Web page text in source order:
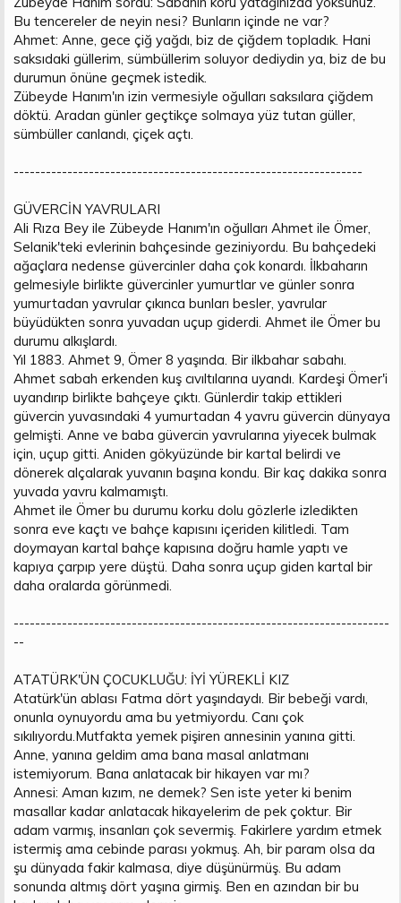
Bu tencereler de neyin nesi? Bunların içinde ne var?
Ahmet: Anne, gece çiğ yağdı, biz de çiğdem topladık. Hani
saksıdaki güllerim, sümbüllerim soluyor dediydin ya, biz de bu
durumun önüne geçmek istedik.
Zübeyde Hanım'ın izin vermesiyle oğulları saksılara çiğdem
döktü. Aradan günler geçtikçe solmaya yüz tutan güller,
sümbüller canlandı, çiçek açtı.
-----------------------------------------------------------------
GÜVERCİN YAVRULARI
Ali Rıza Bey ile Zübeyde Hanım'ın oğulları Ahmet ile Ömer,
Selanik'teki evlerinin bahçesinde geziniyordu. Bu bahçedeki
ağaçlara nedense güvercinler daha çok konardı. İlkbaharın
gelmesiyle birlikte güvercinler yumurtlar ve günler sonra
yumurtadan yavrular çıkınca bunları besler, yavrular
büyüdükten sonra yuvadan uçup giderdi. Ahmet ile Ömer bu
durumu alkışlardı.
Yıl 1883. Ahmet 9, Ömer 8 yaşında. Bir ilkbahar sabahı.
Ahmet sabah erkenden kuş cıvıltılarına uyandı. Kardeşi Ömer'i
uyandırıp birlikte bahçeye çıktı. Günlerdir takip ettikleri
güvercin yuvasındaki 4 yumurtadan 4 yavru güvercin dünyaya
gelmişti. Anne ve baba güvercin yavrularına yiyecek bulmak
için, uçup gitti. Aniden gökyüzünde bir kartal belirdi ve
dönerek alçalarak yuvanın başına kondu. Bir kaç dakika sonra
yuvada yavru kalmamıştı.
Ahmet ile Ömer bu durumu korku dolu gözlerle izledikten
sonra eve kaçtı ve bahçe kapısını içeriden kilitledi. Tam
doymayan kartal bahçe kapısına doğru hamle yaptı ve
kapıya çarpıp yere düştü. Daha sonra uçup giden kartal bir
daha oralarda görünmedi.
----------------------------------------------------------------------
--
ATATÜRK'ÜN ÇOCUKLUĞU: İYİ YÜREKLİ KIZ
Atatürk'ün ablası Fatma dört yaşındaydı. Bir bebeği vardı,
onunla oynuyordu ama bu yetmiyordu. Canı çok
sıkılıyordu.Mutfakta yemek pişiren annesinin yanına gitti.
Anne, yanına geldim ama bana masal anlatmanı
istemiyorum. Bana anlatacak bir hikayen var mı?
Annesi: Aman kızım, ne demek? Sen iste yeter ki benim
masallar kadar anlatacak hikayelerim de pek çoktur. Bir
adam varmış, insanları çok severmiş. Fakirlere yardım etmek
istermiş ama cebinde parası yokmuş. Ah, bir param olsa da
şu dünyada fakir kalmasa, diye düşünürmüş. Bu adam
sonunda altmış dört yaşına girmiş. Ben en azından bir bu